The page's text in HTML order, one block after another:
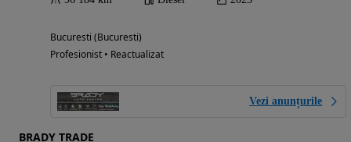
Bucuresti (Bucuresti)
Profesionist • Reactualizat
Vezi anunțurile
BRADY TRADE